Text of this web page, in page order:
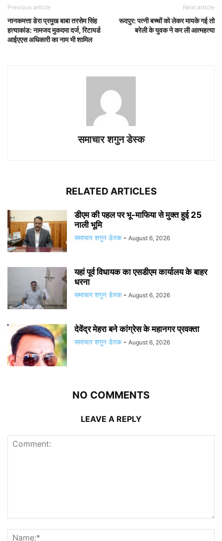
Previous article
नानकमत्ता डेरा प्रमुख बाबा तरसेम सिंह
हत्याकांड: नामजद मुकदमा दर्ज, रिटायर्ड
आईएएस अधिकारी का नाम भी शामिल
Next article
रूदपुर: पत्नी बच्चों को लेकर मायके गई तो
बरेली के युवक ने‌ कर ली आत्महत्या
समाचार शगुन डेस्क
RELATED ARTICLES
डीएम की पहल पर भू-माफिया से मुक्त हुई 25
नाली भूमि
समाचार शगुन डेस्क - August 6, 2026
यहां पूर्व विधायक का एसडीएम कार्यालय के बाहर
धरना
समाचार शगुन डेस्क - August 6, 2026
देवेंद्र मेहरा बने कांग्रेस के महानगर प्रवक्ता
समाचार शगुन डेस्क - August 6, 2026
NO COMMENTS
LEAVE A REPLY